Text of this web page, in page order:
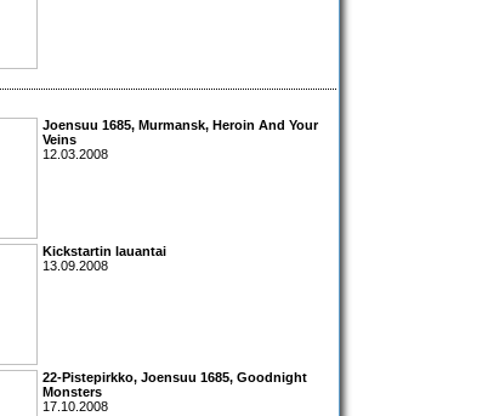
Joensuu 1685, Murmansk, Heroin And Your
Veins
12.03.2008
Kickstartin lauantai
13.09.2008
22-Pistepirkko, Joensuu 1685, Goodnight
Monsters
17.10.2008